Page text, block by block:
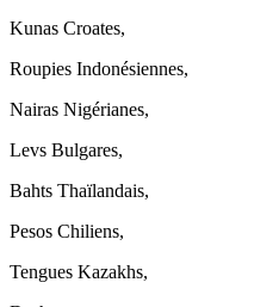
Kunas Croates,
Roupies Indonésiennes,
Nairas Nigérianes,
Levs Bulgares,
Bahts Thaïlandais,
Pesos Chiliens,
Tengues Kazakhs,